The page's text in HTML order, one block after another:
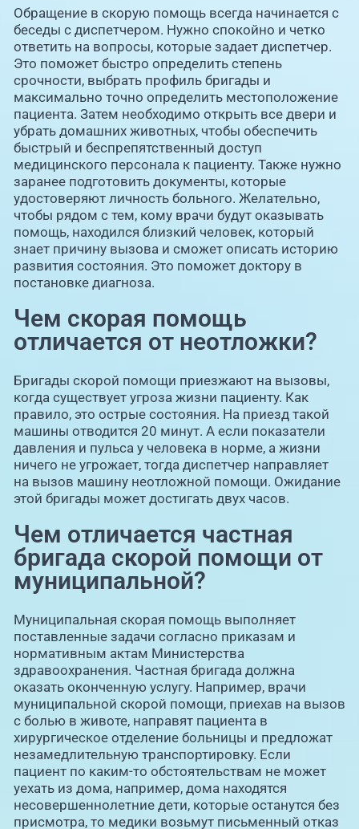
Обращение в скорую помощь всегда начинается с
беседы с диспетчером. Нужно спокойно и четко
ответить на вопросы, которые задает диспетчер.
Это поможет быстро определить степень
срочности, выбрать профиль бригады и
максимально точно определить местоположение
пациента. Затем необходимо открыть все двери и
убрать домашних животных, чтобы обеспечить
быстрый и беспрепятственный доступ
медицинского персонала к пациенту. Также нужно
заранее подготовить документы, которые
удостоверяют личность больного. Желательно,
чтобы рядом с тем, кому врачи будут оказывать
помощь, находился близкий человек, который
знает причину вызова и сможет описать историю
развития состояния. Это поможет доктору в
постановке диагноза.
Чем скорая помощь
отличается от неотложки?
Бригады скорой помощи приезжают на вызовы,
когда существует угроза жизни пациенту. Как
правило, это острые состояния. На приезд такой
машины отводится 20 минут. А если показатели
давления и пульса у человека в норме, а жизни
ничего не угрожает, тогда диспетчер направляет
на вызов машину неотложной помощи. Ожидание
этой бригады может достигать двух часов.
Чем отличается частная
бригада скорой помощи от
муниципальной?
Муниципальная скорая помощь выполняет
поставленные задачи согласно приказам и
нормативным актам Министерства
здравоохранения. Частная бригада должна
оказать оконченную услугу. Например, врачи
муниципальной скорой помощи, приехав на вызов
с болью в животе, направят пациента в
хирургическое отделение больницы и предложат
незамедлительную транспортировку. Если
пациент по каким-то обстоятельствам не может
уехать из дома, например, дома находятся
несовершеннолетние дети, которые останутся без
присмотра, то медики возьмут письменный отказ